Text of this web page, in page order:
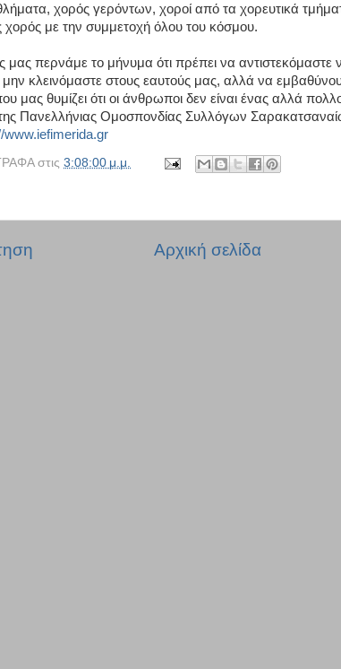
χορός γερόντων, χοροί από τα χορευτικά
χορός με την συμμετοχή όλου του κόσμου.
μας περνάμε το μήνυμα ότι πρέπει να αντιστεκόμαστε
κλεινόμαστε στους εαυτούς μας, αλλά να
μας θυμίζει ότι οι άνθρωποι δεν είναι ένας αλλά
Πανελλήνιας Ομοσπονδίας Συλλόγων
www.iefimerida.gr
στις 3:08:00 μ.μ.
Αρχική σελίδα